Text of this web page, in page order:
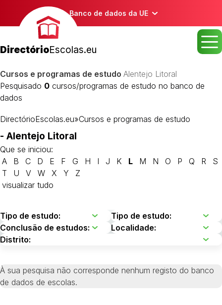
Banco de dados da UE
DirectórioEscolas.eu
Cursos e programas de estudo Alentejo Litoral
Pesquisado 0 cursos/programas de estudo no banco de
dados
DirectórioEscolas.eu»Cursos e programas de estudo
- Alentejo Litoral
Que se iniciou:
A
B C D E F G H I J K L M N O P Q R
S
T
U V W X Y
Z
visualizar tudo
À sua pesquisa não corresponde nenhum registo do banco
de dados de escolas.